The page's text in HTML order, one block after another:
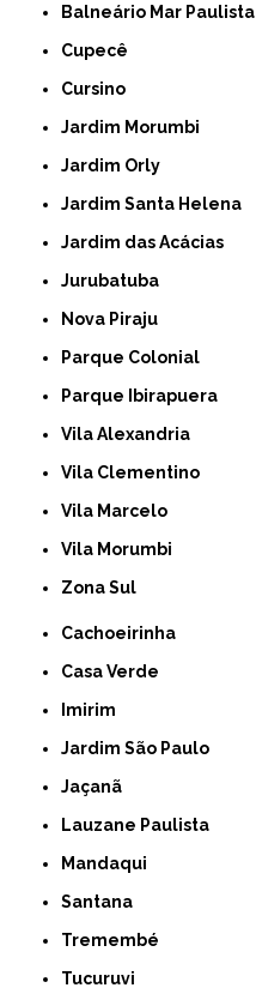
Balneário Mar Paulista
Cupecê
Cursino
Jardim Morumbi
Jardim Orly
Jardim Santa Helena
Jardim das Acácias
Jurubatuba
Nova Piraju
Parque Colonial
Parque Ibirapuera
Vila Alexandria
Vila Clementino
Vila Marcelo
Vila Morumbi
Zona Sul
Cachoeirinha
Casa Verde
Imirim
Jardim São Paulo
Jaçanã
Lauzane Paulista
Mandaqui
Santana
Tremembé
Tucuruvi